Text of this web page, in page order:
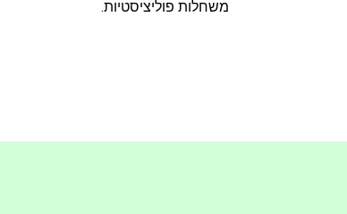
משחלות פוליציסטיות.